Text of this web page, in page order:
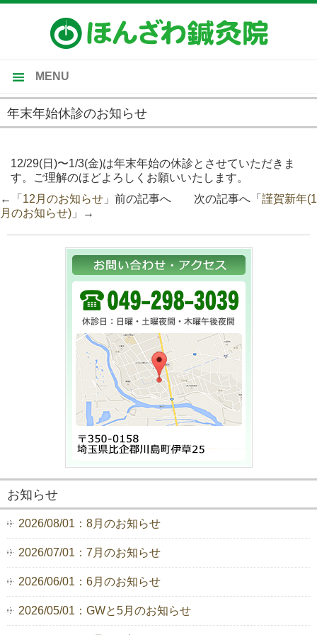
MENU
トップ
施術内容
受付時間・施術料金
施術の流れ・Ｑ＆Ａ
年末年始休診のお知らせ
12/29(日)〜1/3(金)は年末年始の休診とさせていただきま
す。ご理解のほどよろしくお願いいたします。
←「 12月のお知らせ 」前の記事へ 次の記事へ「 謹賀新年(1
月のお知らせ) 」→
お知らせ
2026/08/01：8月のお知らせ
2026/07/01：7月のお知らせ
2026/06/01：6月のお知らせ
2026/05/01：GWと5月のお知らせ